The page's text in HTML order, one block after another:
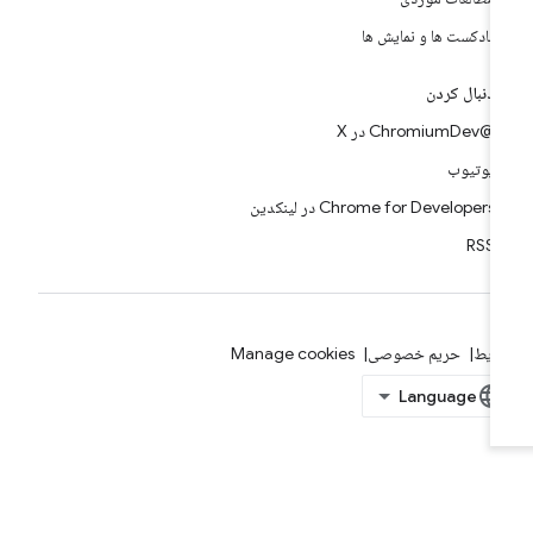
پادکست ها و نمایش ها
دنبال کردن
یوتیوب
Chrome for Developers در لینکدین
حریم خصوصی Manage cookies